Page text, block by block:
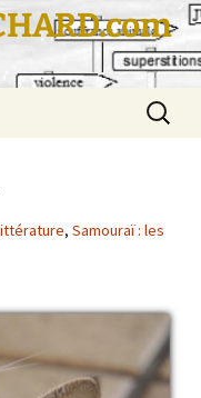
, Samouraï : les